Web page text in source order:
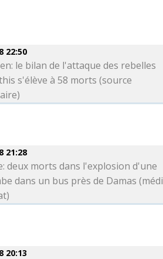
22:50
le bilan de l'attaque des rebelles
s'élève à 58 morts (source
21:28
deux morts dans l'explosion d'une
dans un bus près de Damas
20:13